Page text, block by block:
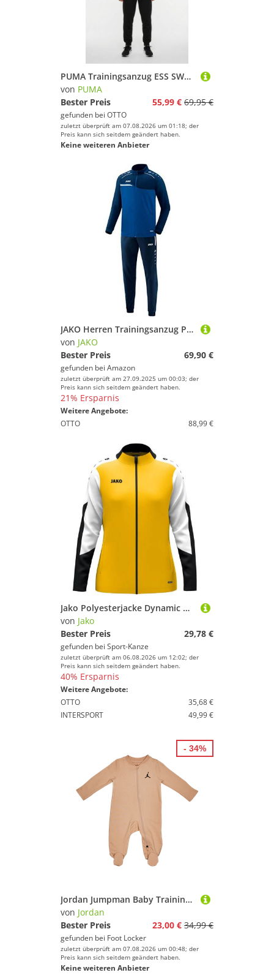
PUMA Trainingsanzug ESS SWEAT SUIT FL (2-tlg), für entspannte Tage, für vielseitige Aktivitäten
von PUMA
Bester Preis
55,99 € 69,95 €
gefunden bei OTTO
zuletzt überprüft am 07.08.2026 um 01:18; der
Preis kann sich seitdem geändert haben.
Keine weiteren Anbieter
JAKO Herren Trainingsanzug Polyester Competition 2.0, royal/marine, S, M9118
von JAKO
Bester Preis
69,90 €
gefunden bei Amazon
zuletzt überprüft am 27.09.2025 um 00:03; der
Preis kann sich seitdem geändert haben.
21% Ersparnis
Weitere Angebote:
OTTO
88,99 €
Jako Polyesterjacke Dynamic Damen 9370D gelb/wei?/schwarz - Gr. XL...
von Jako
Bester Preis
29,78 €
gefunden bei Sport-Kanze
zuletzt überprüft am 06.08.2026 um 12:02; der
Preis kann sich seitdem geändert haben.
40% Ersparnis
Weitere Angebote:
OTTO
35,68 €
INTERSPORT
49,99 €
Jordan Jumpman Baby Trainingsanzüge - Braun - Größe 62 - 68 CM
von Jordan
Bester Preis
23,00 € 34,99 €
gefunden bei Foot Locker
zuletzt überprüft am 07.08.2026 um 00:48; der
Preis kann sich seitdem geändert haben.
Keine weiteren Anbieter
- 34%